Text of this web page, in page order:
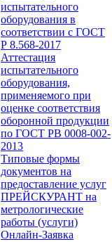
испытательного
оборудования в
соответствии с ГОСТ
Р 8.568-2017
Аттестация
испытательного
оборудования,
применяемого при
оценке соответствия
оборонной продукции
по ГОСТ РВ 0008-002-
2013
Типовые формы
документов на
предоставление услуг
ПРЕЙСКУРАНТ на
метрологические
работы (услуги)
Онлайн-Заявка